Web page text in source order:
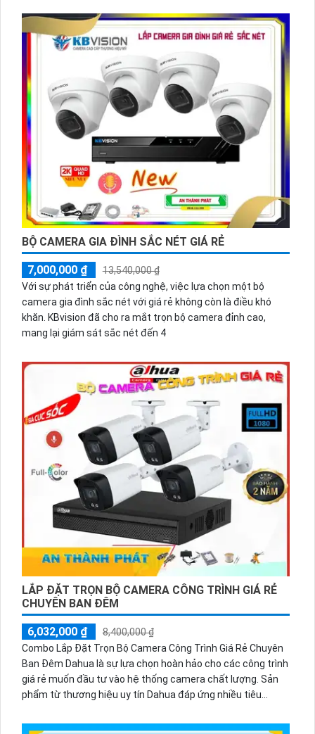
BỘ CAMERA GIA ĐÌNH SẮC NÉT GIÁ RẺ
7,000,000 ₫
13,540,000 ₫
Với sự phát triển của công nghệ, việc lựa chọn một bộ
camera gia đình sắc nét với giá rẻ không còn là điều khó
khăn. KBvision đã cho ra mắt trọn bộ camera đỉnh cao,
mang lại giám sát sắc nét đến 4
LẮP ĐẶT TRỌN BỘ CAMERA CÔNG TRÌNH GIÁ RẺ
CHUYÊN BAN ĐÊM
6,032,000 ₫
8,400,000 ₫
Combo Lắp Đặt Trọn Bộ Camera Công Trình Giá Rẻ Chuyên
Ban Đêm Dahua là sự lựa chọn hoàn hảo cho các công trình
giá rẻ muốn đầu tư vào hệ thống camera chất lượng. Sản
phẩm từ thương hiệu uy tín Dahua đáp ứng nhiều tiêu